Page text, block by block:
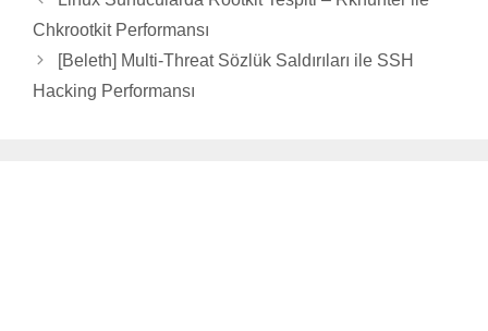
Chkrootkit Performansı
[Beleth] Multi-Threat Sözlük Saldırıları ile SSH
Hacking Performansı